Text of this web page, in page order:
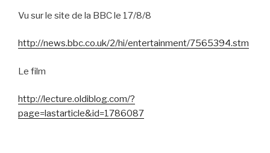
Vu sur le site de la BBC le 17/8/8
http://news.bbc.co.uk/2/hi/entertainment/7565394.stm
Le film
http://lecture.oldiblog.com/?
page=lastarticle&id=1786087